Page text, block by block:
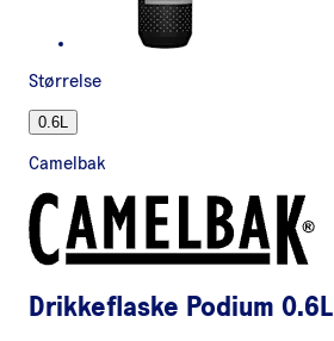
Størrelse
0.6L
Camelbak
Drikkeflaske Podium 0.6L